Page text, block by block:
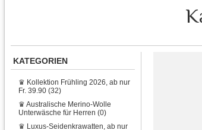
KATEGORIEN
♛ Kollektion Frühling 2026, ab nur
Fr. 39.90 (32)
♛ Australische Merino-Wolle
Unterwäsche für Herren (0)
♛ Luxus-Seidenkrawatten, ab nur